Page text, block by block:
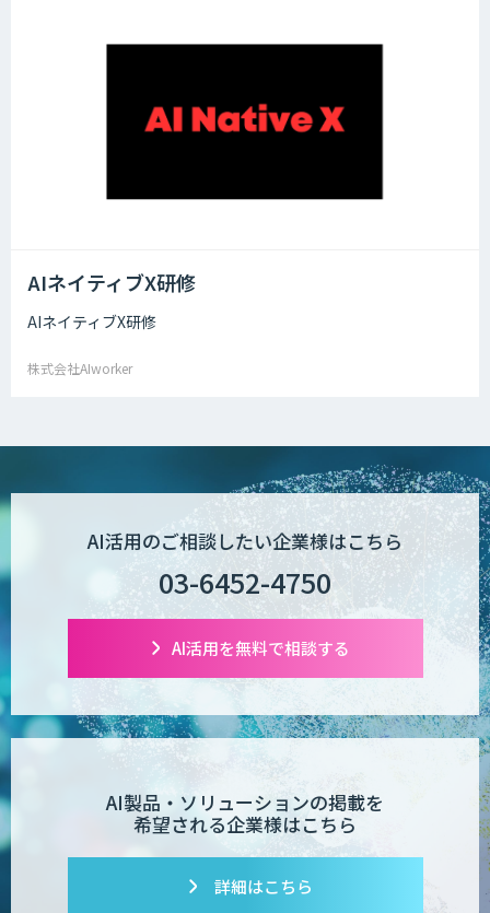
AIネイティブX研修
AIネイティブX研修
株式会社AIworker
AI活用のご相談したい企業様はこちら
03-6452-4750
AI活用を無料で相談する
AI製品・ソリューションの掲載を
希望される企業様はこちら
詳細はこちら